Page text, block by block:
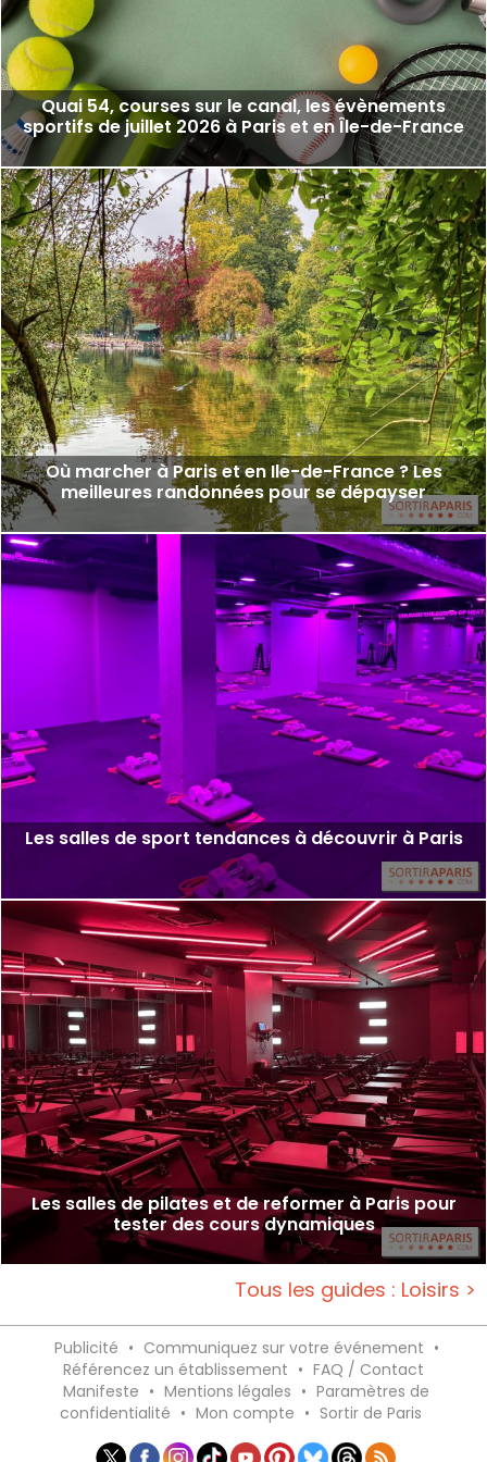
Quai 54, courses sur le canal, les évènements
sportifs de juillet 2026 à Paris et en Île-de-France
Où marcher à Paris et en Ile-de-France ? Les
meilleures randonnées pour se dépayser
Les salles de sport tendances à découvrir à Paris
Les salles de pilates et de reformer à Paris pour
tester des cours dynamiques
Tous les guides : Loisirs >
Publicité • Communiquez sur votre événement •
Référencez un établissement • FAQ / Contact
Manifeste • Mentions légales • Paramètres de
confidentialité • Mon compte • Sortir de Paris